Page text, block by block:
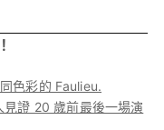
色彩的 Faulieu.
見證 20 歲前最後一場演